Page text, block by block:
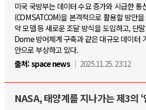
미국 국방부는 데이터 수요 증가와 시급한
(COMSATCOM)을 본격적으로 활용할 방안
약 모델 등 새로운 조달 방식을 도입하고, 단
Dome 방어체계 구축과 같은 대규모 데이터
안으로 부상하고 있다.
출처:space news 2025.11.25. 23:12
NASA, 태양계를 지나가는 제3의
중국 AI, 저가
AI 국부펀드
AI의 숨은 환
AI는 어떻게